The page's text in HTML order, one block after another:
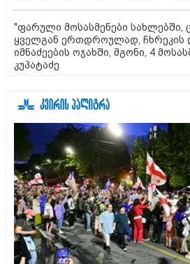
"ფარული მოსასმენები სახლებში,
ყველგან ერთდროულად, ჩხრეკის
იმნაძეების ოჯახში, მგონი, 4
კუპატაძე